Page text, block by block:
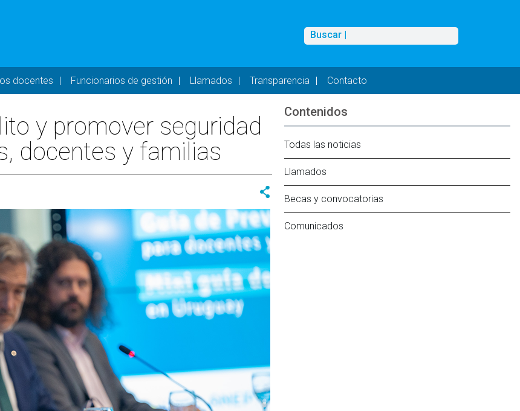
Buscar
Buscar |
docentes Funcionarios de gestión Llamados Transparencia Contacto
y promover seguridad
docentes y familias
Contenidos
Todas las noticias
Llamados
Becas y convocatorias
Comunicados